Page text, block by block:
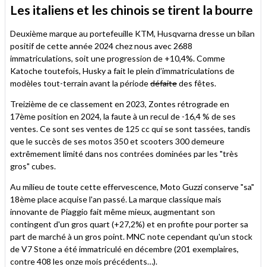
Les italiens et les chinois se tirent la bourre
Deuxième marque au portefeuille KTM, Husqvarna dresse un bilan
positif de cette année 2024 chez nous avec 2688
immatriculations, soit une progression de +10,4%. Comme
Katoche toutefois, Husky a fait le plein d’immatriculations de
modèles tout-terrain avant la périodedéfaitedes fêtes.
Treizième de ce classement en 2023, Zontes rétrograde en
17ème position en 2024, la faute à un recul de -16,4 % de ses
ventes. Ce sont ses ventes de 125 cc qui se sont tassées, tandis
que le succès de ses motos 350 et scooters 300 demeure
extrêmement limité dans nos contrées dominées par les "très
gros" cubes.
Au milieu de toute cette effervescence, Moto Guzzi conserve "sa"
18ème place acquise l'an passé. La marque classique mais
innovante de Piaggio fait même mieux, augmentant son
contingent d'un gros quart (+27,2%) et en profite pour porter sa
part de marché à un gros point. MNC note cependant qu'un stock
de V7 Stone a été immatriculé en décembre (201 exemplaires,
contre 408 les onze mois précédents…).